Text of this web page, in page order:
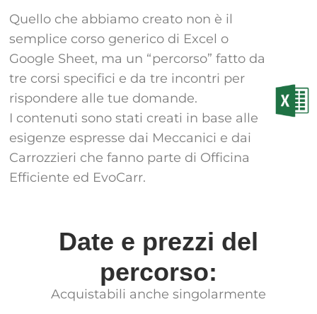
Quello che abbiamo creato non è il
semplice corso generico di Excel o
Google Sheet, ma un “percorso” fatto da
tre corsi specifici e da tre incontri per
rispondere alle tue domande.
I contenuti sono stati creati in base alle
esigenze espresse dai Meccanici e dai
Carrozzieri che fanno parte di Officina
Efficiente ed EvoCarr.
Date e prezzi del
percorso:
Acquistabili anche singolarmente